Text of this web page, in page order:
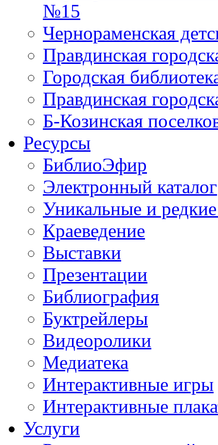
№15
Чернораменская
Правдинская
Городская
Правдинская
Б-Козинская
Ресурсы
БиблиоЭфир
Электронный каталог
Уникальные и
Краеведение
Выставки
Презентации
Библиография
Буктрейлеры
Видеоролики
Медиатека
Интерактивные игры
Интерактивные
Услуги